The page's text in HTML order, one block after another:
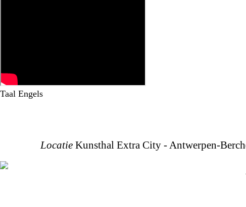
Taal Engels
Locatie Kunsthal Extra City - Antwerpen-